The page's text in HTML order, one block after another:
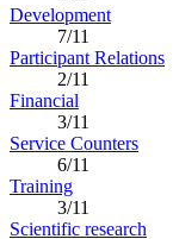
Development
7/11
Participant Relations
2/11
Financial
3/11
Service Counters
6/11
Training
3/11
Scientific research